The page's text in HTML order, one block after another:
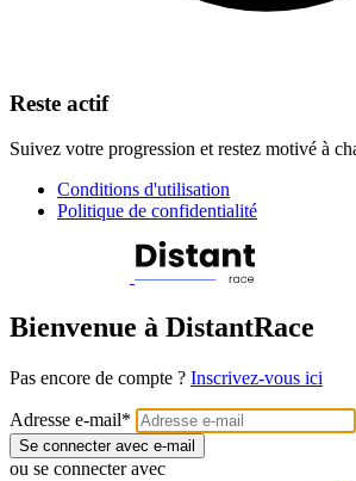
Reste actif
Suivez votre progression et restez motivé à
Conditions d'utilisation
Politique de confidentialité
Bienvenue à DistantRace
Pas encore de compte ? Inscrivez-vous ici
Adresse e-mail*
Se connecter avec e-mail
ou se connecter avec